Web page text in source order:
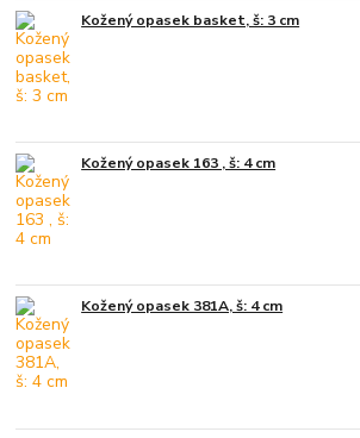
Kožený opasek basket, š: 3 cm
Kožený opasek 163 , š: 4 cm
Kožený opasek 381A, š: 4 cm